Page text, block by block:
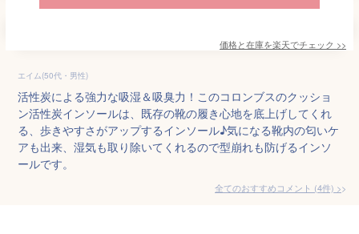
価格と在庫を楽天でチェック >>
エイム(50代・男性)
活性炭による強力な吸湿＆吸臭力！このコロンブスのクッショ
ン活性炭インソールは、既存の靴の履き心地を底上げしてくれ
る、歩きやすさがアップするインソール♪気になる靴内の匂いケ
アも出来、湿気も取り除いてくれるので型崩れも防げるインソ
ールです。
全てのおすすめコメント (4件) >